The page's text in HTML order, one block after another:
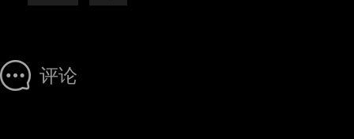
评论